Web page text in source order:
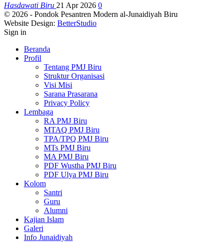
Hasdawati Biru 21 Apr 2026 0
© 2026 - Pondok Pesantren Modern al-Junaidiyah Biru
Website Design: BetterStudio
Sign in
Beranda
Profil
Tentang PMJ Biru
Struktur Organisasi
Visi Misi
Sarana Prasarana
Privacy Policy
Lembaga
RA PMJ Biru
MTAQ PMJ Biru
TPA/TPQ PMJ Biru
MTs PMJ Biru
MA PMJ Biru
PDF Wustha PMJ Biru
PDF Ulya PMJ Biru
Kolom
Santri
Guru
Alumni
Kajian Islam
Galeri
Info Junaidiyah